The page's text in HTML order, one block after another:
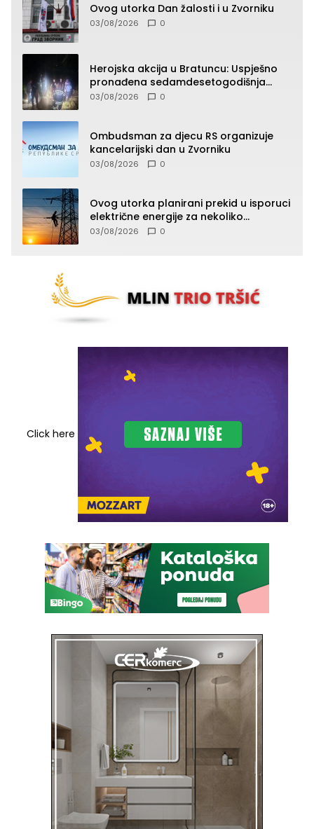
Ovog utorka Dan žalosti i u Zvorniku
03/08/2026 0
Herojska akcija u Bratuncu: Uspješno
pronađena sedamdesetogodišnja
Ivanka Lazić, rodom iz Kravice.
03/08/2026 0
Ombudsman za djecu RS organizuje
kancelarijski dan u Zvorniku
03/08/2026 0
Ovog utorka planirani prekid u isporuci
električne energije za nekoliko
zvorničkih naselja
03/08/2026 0
Click here